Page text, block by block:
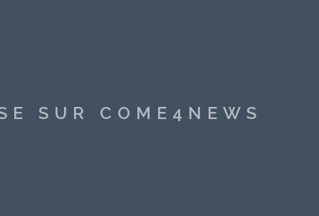
SUR COME4NEWS